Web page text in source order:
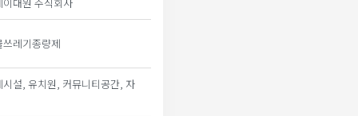
레기종량제
설, 유치원, 커뮤니티공간, 자